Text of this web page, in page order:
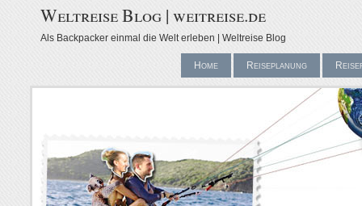
Weltreise Blog | weitreise.de
Als Backpacker einmal die Welt erleben | Weltreise Blog
Home Reiseplanung